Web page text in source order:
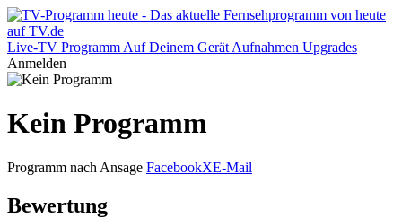
Live-TV Programm Auf Deinem Gerät Aufnahmen Upgrades
Anmelden
Kein Programm
Programm nach Ansage FacebookXE-Mail
Bewertung